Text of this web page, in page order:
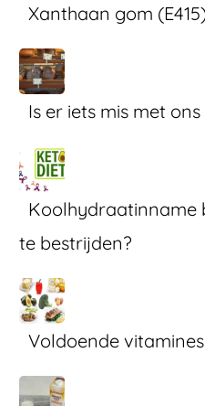
Xanthaan gom
Is er iets mis met
Koolhydraatinname
te bestrijden?
Voldoende